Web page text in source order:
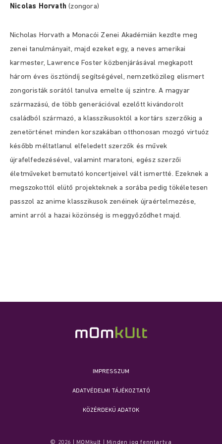
Nicolas Horvath (zongora)
Nicholas Horvath a Monacói Zenei Akadémián kezdte meg
zenei tanulmányait, majd ezeket egy, a neves amerikai
karmester, Lawrence Foster közbenjárásával megkapott
három éves ösztöndíj segítségével, nemzetközileg elismert
zongoristák sorától tanulva emelte új szintre. A magyar
származású, de több generációval ezelőtt kivándorolt
családból származó, a klasszikusoktól a kortárs szerzőkig a
zenetörténet minden korszakában otthonosan mozgó virtuóz
később méltatlanul elfeledett szerzők és művek
újrafelfedezésével, valamint maratoni, egész szerzői
életműveket bemutató koncertjeivel vált ismertté. Ezeknek a
megszokottól elütő projekteknek a sorába pedig tökéletesen
passzol az anime klasszikusok zenéinek újraértelmezése,
amint arról a hazai közönség is meggyőződhet majd.
IMPRESSZUM
ADATVÉDELMI TÁJÉKOZTATÓ
KÖZÉRDEKŰ ADATOK
© 2026 | MOMkult | Minden jog fenntartva